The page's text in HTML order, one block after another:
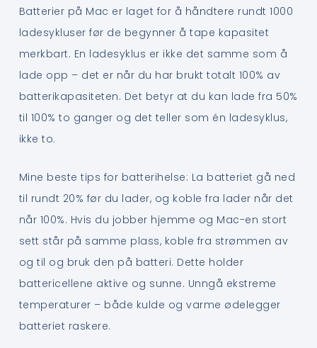
Batterier på Mac er laget for å håndtere rundt 1000
ladesykluser før de begynner å tape kapasitet
merkbart. En ladesyklus er ikke det samme som å
lade opp – det er når du har brukt totalt 100% av
batterikapasiteten. Det betyr at du kan lade fra 50%
til 100% to ganger og det teller som én ladesyklus,
ikke to.
Mine beste tips for batterihelse: La batteriet gå ned
til rundt 20% før du lader, og koble fra lader når det
når 100%. Hvis du jobber hjemme og Mac-en stort
sett står på samme plass, koble fra strømmen av
og til og bruk den på batteri. Dette holder
battericellene aktive og sunne. Unngå ekstreme
temperaturer – både kulde og varme ødelegger
batteriet raskere.